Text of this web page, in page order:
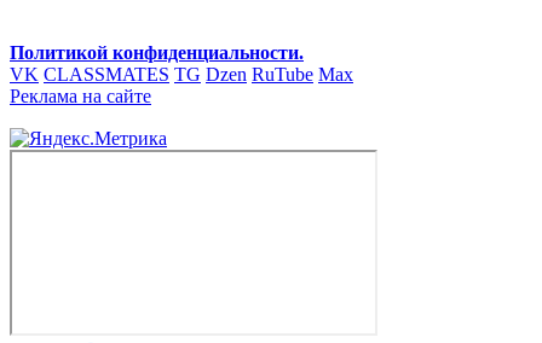
Политикой конфиденциальности.
VK CLASSMATES TG Dzen RuTube Max
Реклама на сайте